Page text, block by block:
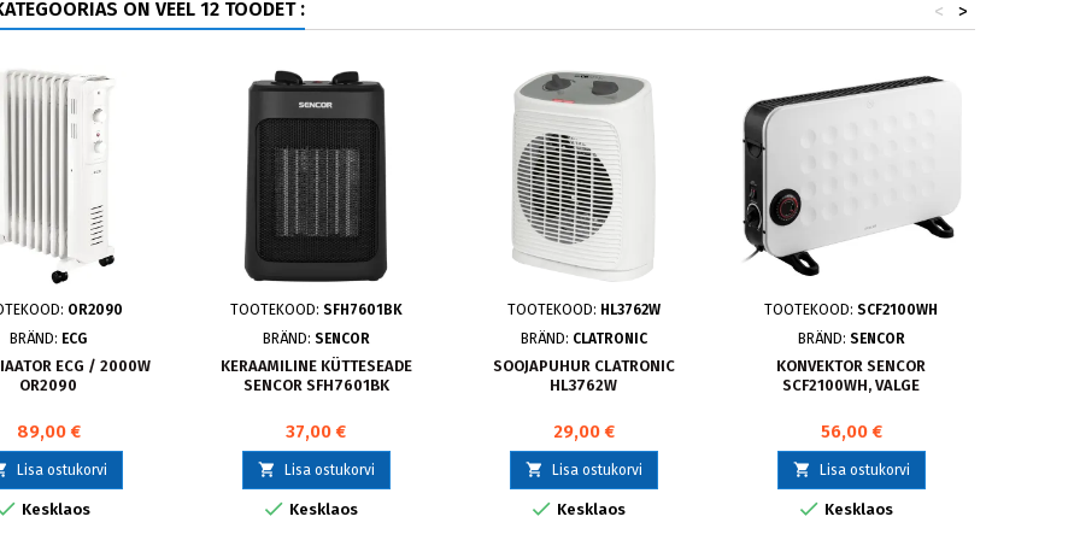
ON VEEL 12 TOODET : >
<
OR2090
BRÄND: ECG
ECG / 2000W
OR2090
89,00 €
Lisa ostukorvi
Kesklaos
TOOTEKOOD: SFH7601BK
BRÄND: SENCOR
KERAAMILINE KÜTTESEADE
SENCOR SFH7601BK
37,00 €
 Lisa ostukorvi
 Kesklaos
TOOTEKOOD: HL3762W
BRÄND: CLATRONIC
SOOJAPUHUR CLATRONIC
HL3762W
29,00 €
 Lisa ostukorvi
 Kesklaos
TOOTEKOOD: SCF2100WH
BRÄND: SENCOR
KONVEKTOR SENCOR
SCF2100WH, VALGE
56,00 €
 Lisa ostukorvi
 Kesklaos